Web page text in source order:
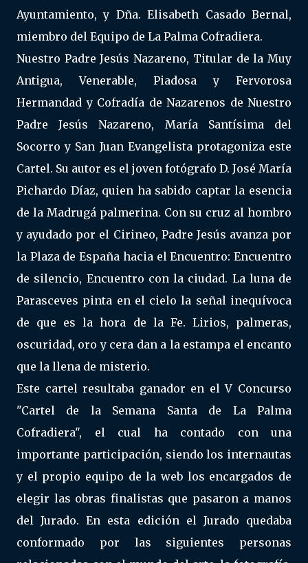
Ayuntamiento, y Dña. Elisabeth Casado Bernal,
miembro del Equipo de La Palma Cofradiera.
Nuestro Padre Jesús Nazareno, Titular de la Muy
Antigua, Venerable, Piadosa y Fervorosa
Hermandad y Cofradía de Nazarenos de Nuestro
Padre Jesús Nazareno, María Santísima del
Socorro y San Juan Evangelista protagoniza este
Cartel. Su autor es el joven fotógrafo D. José María
Pichardo Díaz, quien ha sabido captar la esencia
de la Madrugá palmerina. Con su cruz al hombro
y ayudado por el Cirineo, Padre Jesús avanza por
la Plaza de España hacia el Encuentro: Encuentro
de silencio, Encuentro con la ciudad. La luna de
Parasceves pinta en el cielo la señal inequívoca
de que es la hora de la Fe. Lirios, palmeras,
oscuridad, oro y cera dan a la estampa el encanto
que la llena de misterio.
Este cartel resultaba ganador en el V Concurso
"Cartel de la Semana Santa de La Palma
Cofradiera", el cual ha contado con una
importante participación, siendo los internautas
y el propio equipo de la web los encargados de
elegir las obras finalistas que pasaron a manos
del Jurado. En esta edición el Jurado quedaba
conformado por las siguientes personas